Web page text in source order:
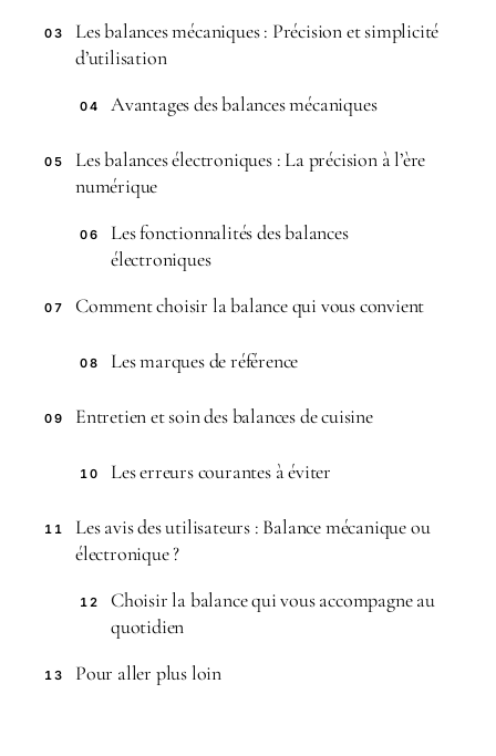
03
Les balances mécaniques : Précision et simplicité
d’utilisation
04 Avantages des balances mécaniques
05
Les balances électroniques : La précision à l’ère
numérique
06
Les fonctionnalités des balances
électroniques
07 Comment choisir la balance qui vous convient
08 Les marques de référence
09 Entretien et soin des balances de cuisine
10 Les erreurs courantes à éviter
11
Les avis des utilisateurs : Balance mécanique ou
électronique ?
12
Choisir la balance qui vous accompagne au
quotidien
13 Pour aller plus loin